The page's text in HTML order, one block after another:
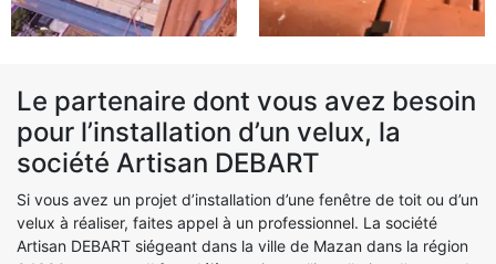
Le partenaire dont vous avez besoin
pour l’installation d’un velux, la
société Artisan DEBART
Si vous avez un projet d’installation d’une fenêtre de toit ou d’un
velux à réaliser, faites appel à un professionnel. La société
Artisan DEBART siégeant dans la ville de Mazan dans la région